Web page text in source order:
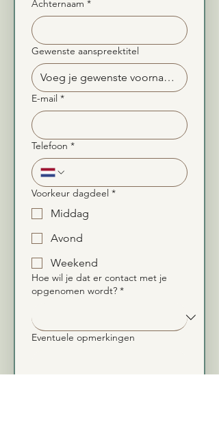
Achternaam *
Gewenste aanspreektitel
E-mail *
Telefoon *
Voorkeur dagdeel *
Middag
Avond
Weekend
Hoe wil je dat er contact met je
opgenomen wordt? *
Eventuele opmerkingen